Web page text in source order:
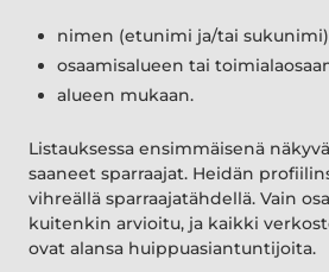
nimen (etunimi ja/tai
osaamisalueen tai
alueen mukaan.
Listauksessa ensimmäisenä
saaneet sparraajat. Heidän
vihreällä sparraajatähdellä. Vain
kuitenkin arvioitu, ja kaikki
ovat alansa huippuasiantuntijoita.